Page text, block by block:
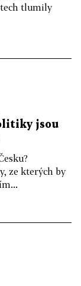
tlumily
jsou
ze kterých by